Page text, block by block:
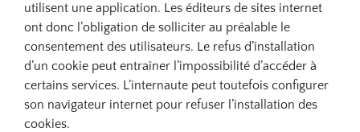
utilisent une application. Les éditeurs de sites internet
ont donc l’obligation de solliciter au préalable le
consentement des utilisateurs. Le refus d’installation
d’un cookie peut entraîner l’impossibilité d’accéder à
certains services. L’internaute peut toutefois configurer
son navigateur internet pour refuser l’installation des
cookies.